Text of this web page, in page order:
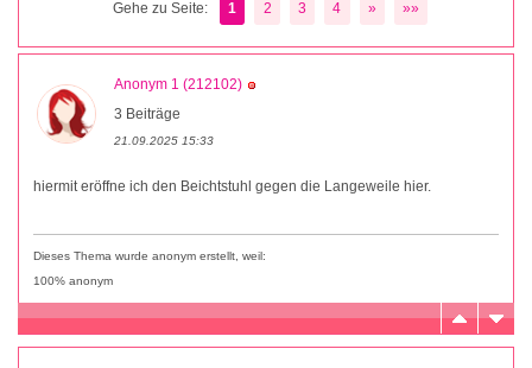
Gehe zu Seite: 1 2 3 4 » »»
Anonym 1 (212102)
3 Beiträge
21.09.2025 15:33
hiermit eröffne ich den Beichtstuhl gegen die Langeweile hier.
Dieses Thema wurde anonym erstellt, weil:
100% anonym